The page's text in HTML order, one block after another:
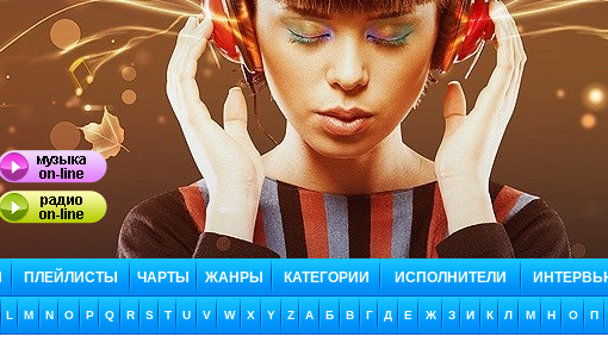
ПЛЕЙЛИСТЫ ЧАРТЫ ЖАНРЫ КАТЕГОРИИ ИСПОЛНИТЕЛИ
L M N O P Q R S T U V W X Y Z А Б В Г Д Е Ж З И К Л М Н О П